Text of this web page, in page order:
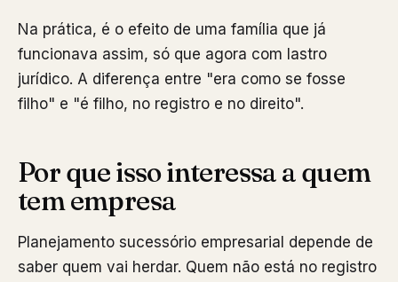
Na prática, é o efeito de uma família que já
funcionava assim, só que agora com lastro
jurídico. A diferença entre "era como se fosse
filho" e "é filho, no registro e no direito".
Por que isso interessa a quem
tem empresa
Planejamento sucessório empresarial depende de
saber quem vai herdar. Quem não está no registro